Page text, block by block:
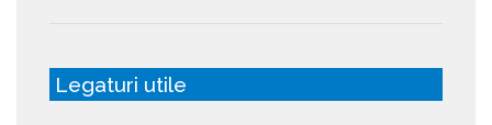
Legaturi utile